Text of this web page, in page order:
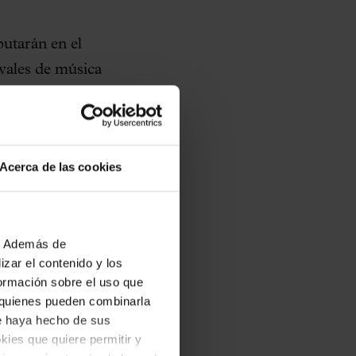
Acerca de las cookies
de
el contenido y los
sobre el uso que
pueden combinarla
haya hecho de sus
que quiere permitir y
en el
de música
Chorus,
Rattle, para
la Música
ha supuesto
Català y
de los festivales